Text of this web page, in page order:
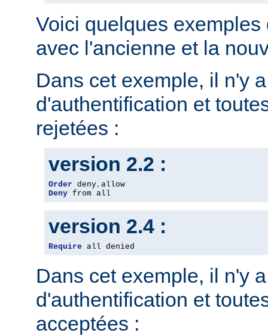
Voici quelques
avec l'ancienne et la
Dans cet exemple, il n'y
d'authentification et
rejetées :
version 2.2 :
Order deny,
Deny from all
version 2.4 :
Require all denied
Dans cet exemple, il n'y
d'authentification et
acceptées :